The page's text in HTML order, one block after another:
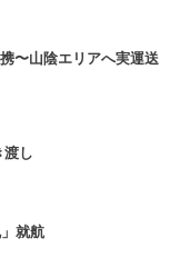
〜山陰エリアへ実運送
渡し
就航